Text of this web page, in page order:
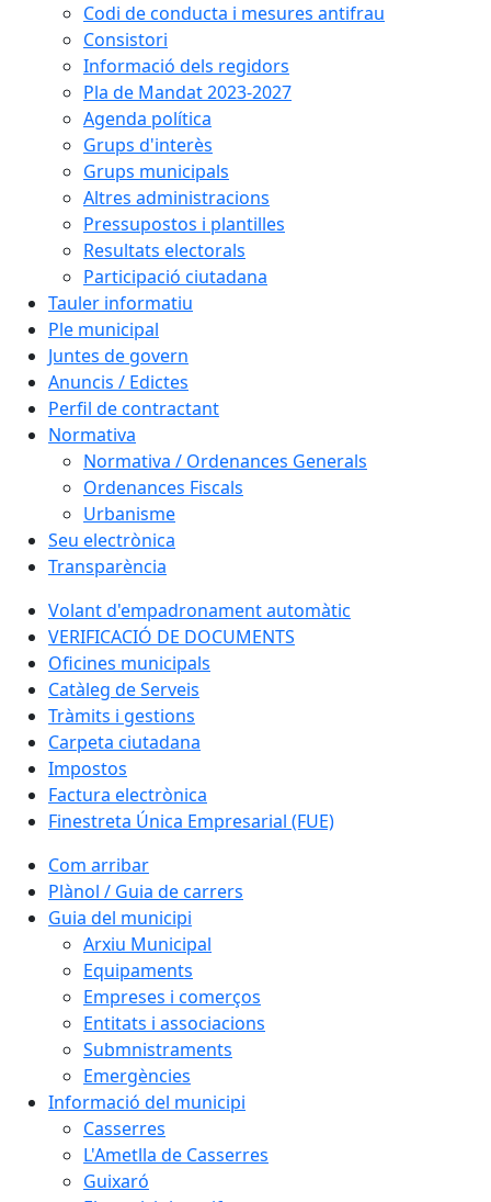
Codi de conducta i mesures antifrau
Consistori
Informació dels regidors
Pla de Mandat 2023-2027
Agenda política
Grups d'interès
Grups municipals
Altres administracions
Pressupostos i plantilles
Resultats electorals
Participació ciutadana
Tauler informatiu
Ple municipal
Juntes de govern
Anuncis / Edictes
Perfil de contractant
Normativa
Normativa / Ordenances Generals
Ordenances Fiscals
Urbanisme
Seu electrònica
Transparència
Volant d'empadronament automàtic
VERIFICACIÓ DE DOCUMENTS
Oficines municipals
Catàleg de Serveis
Tràmits i gestions
Carpeta ciutadana
Impostos
Factura electrònica
Finestreta Única Empresarial (FUE)
Com arribar
Plànol / Guia de carrers
Guia del municipi
Arxiu Municipal
Equipaments
Empreses i comerços
Entitats i associacions
Submnistraments
Emergències
Informació del municipi
Casserres
L'Ametlla de Casserres
Guixaró